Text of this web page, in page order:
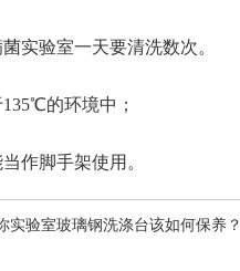
实验室一天要清洗数次。
的环境中；
作脚手架使用。
验室玻璃钢洗涤台该如何保养？